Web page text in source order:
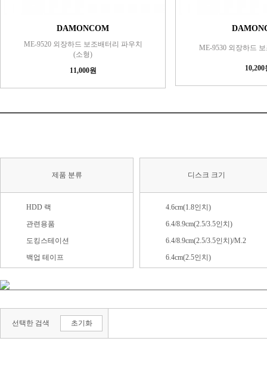
DAMONCOM
ME-9520 외장하드 보조배터리 파우치
(소형)
11,000원
ME-9530 외장하드
10,200
제품 분류
HDD 랙
관련용품
도킹스테이션
백업 테이프
외장 SSD
외장스토리지(DAS)
외장 케이스
디스크 크기
4.6cm(1.8인치)
6.4/8.9cm(2.5/3.5인치)
6.4/8.9cm(2.5/3.5인치)/M.2
6.4cm(2.5인치)
13.3cm(5.25인치)
M.2 (2230)
M.2 (2280)
선택한 검색 초기화